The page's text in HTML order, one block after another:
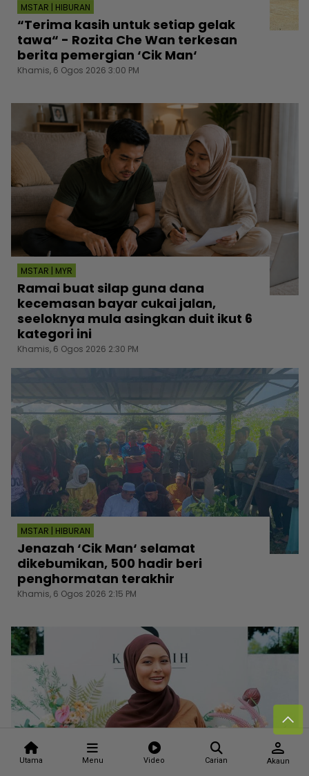
Utama Menu Video Carian
person
Akaun
MSTAR | HIBURAN
“Terima kasih untuk setiap gelak
tawa“ - Rozita Che Wan terkesan
berita pemergian ‘Cik Man‘
Khamis, 6 Ogos 2026 3:00 PM
MSTAR | MYR
Ramai buat silap guna dana
kecemasan bayar cukai jalan,
seeloknya mula asingkan duit ikut 6
kategori ini
Khamis, 6 Ogos 2026 2:30 PM
MSTAR | HIBURAN
Jenazah ‘Cik Man‘ selamat
dikebumikan, 500 hadir beri
penghormatan terakhir
Khamis, 6 Ogos 2026 2:15 PM